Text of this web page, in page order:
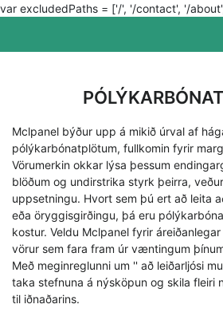
var excludedPaths = ['/', '/contact', '/
Mclpanel býður upp á mikið úrval af
pólýkarbónatplötum, fullkomin fyrir
Vörumerkin okkar lýsa þessum
blöðum og undirstrika styrk þeirra,
uppsetningu. Hvort sem þú ert að leita
eða öryggisgirðingu, þá eru
kostur. Veldu Mclpanel fyrir
vörur sem fara fram úr væntingum
Með meginreglunni um '' að leiðarljósi
taka stefnuna á nýsköpun og skila fleiri
til iðnaðarins.